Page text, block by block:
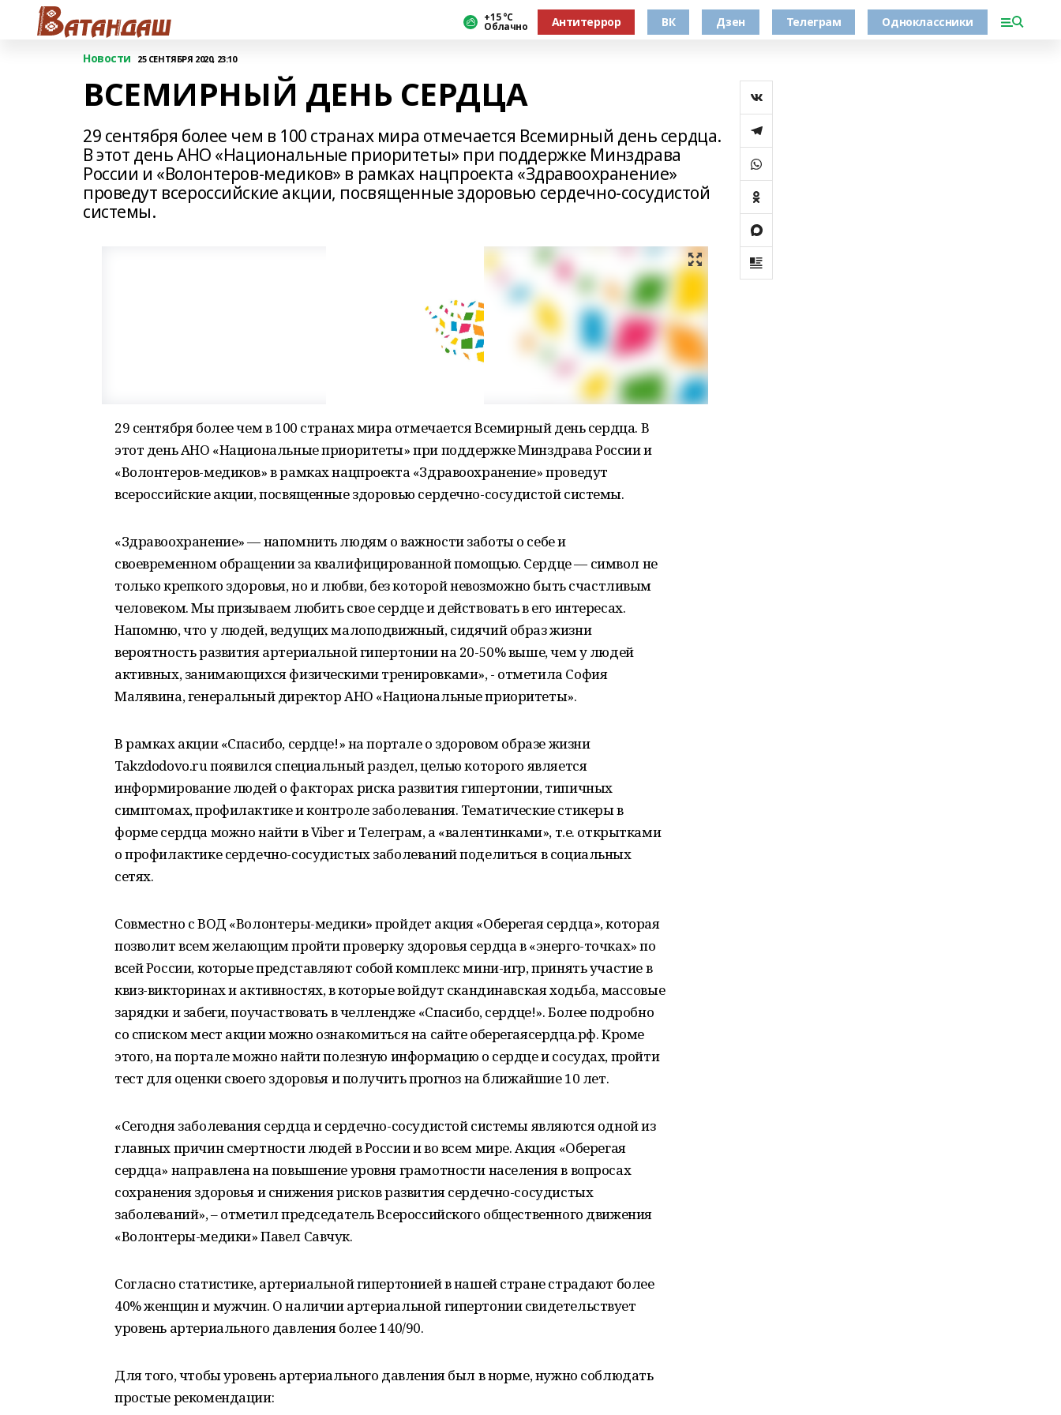
+15 °С
Облачно Антитеррор ВК Дзен Телеграм Одноклассники
Новости 25 СЕНТЯБРЯ 2020, 23:10
ВСЕМИРНЫЙ ДЕНЬ СЕРДЦА
29 сентября более чем в 100 странах мира отмечается Всемирный день сердца.
В этот день АНО «Национальные приоритеты» при поддержке Минздрава
России и «Волонтеров-медиков» в рамках нацпроекта «Здравоохранение»
проведут всероссийские акции, посвященные здоровью сердечно-сосудистой
системы.
29 сентября более чем в 100 странах мира отмечается Всемирный день сердца. В
этот день АНО «Национальные приоритеты» при поддержке Минздрава России и
«Волонтеров-медиков» в рамках нацпроекта «Здравоохранение» проведут
всероссийские акции, посвященные здоровью сердечно-сосудистой системы.
«Здравоохранение» — напомнить людям о важности заботы о себе и
своевременном обращении за квалифицированной помощью. Сердце — символ не
только крепкого здоровья, но и любви, без которой невозможно быть счастливым
человеком. Мы призываем любить свое сердце и действовать в его интересах.
Напомню, что у людей, ведущих малоподвижный, сидячий образ жизни
вероятность развития артериальной гипертонии на 20-50% выше, чем у людей
активных, занимающихся физическими тренировками», - отметила София
Малявина, генеральный директор АНО «Национальные приоритеты».
В рамках акции «Спасибо, сердце!» на портале о здоровом образе жизни
Takzdodovo.ru появился специальный раздел, целью которого является
информирование людей о факторах риска развития гипертонии, типичных
симптомах, профилактике и контроле заболевания. Тематические стикеры в
форме сердца можно найти в Viber и Телеграм, а «валентинками», т.е. открытками
о профилактике сердечно-сосудистых заболеваний поделиться в социальных
сетях.
Совместно с ВОД «Волонтеры-медики» пройдет акция «Оберегая сердца», которая
позволит всем желающим пройти проверку здоровья сердца в «энерго-точках» по
всей России, которые представляют собой комплекс мини-игр, принять участие в
квиз-викторинах и активностях, в которые войдут скандинавская ходьба, массовые
зарядки и забеги, поучаствовать в челлендже «Спасибо, сердце!». Более подробно
со списком мест акции можно ознакомиться на сайте оберегаясердца.рф. Кроме
этого, на портале можно найти полезную информацию о сердце и сосудах, пройти
тест для оценки своего здоровья и получить прогноз на ближайшие 10 лет.
«Сегодня заболевания сердца и сердечно-сосудистой системы являются одной из
главных причин смертности людей в России и во всем мире. Акция «Оберегая
сердца» направлена на повышение уровня грамотности населения в вопросах
сохранения здоровья и снижения рисков развития сердечно-сосудистых
заболеваний», – отметил председатель Всероссийского общественного движения
«Волонтеры-медики» Павел Савчук.
Согласно статистике, артериальной гипертонией в нашей стране страдают более
40% женщин и мужчин. О наличии артериальной гипертонии свидетельствует
уровень артериального давления более 140/90.
Для того, чтобы уровень артериального давления был в норме, нужно соблюдать
простые рекомендации: